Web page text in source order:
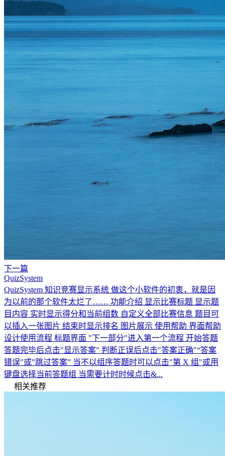
下一篇
QuizSystem
QuizSystem 知识竞赛显示系统 做这个小软件的初衷，就是因
为以前的那个软件太烂了…… 功能介绍 显示比赛标题 显示题
目内容 实时显示得分和当前组数 自定义全部比赛信息 题目可
以插入一张图片 结束时显示排名 图片展示 使用帮助 界面帮助
设计使用流程 标题界面 "下一部分"进入第一个流程 开始答题
答题完毕后点击"显示答案" 判断正误后点击"答案正确"“答案
错误"或"跳过答案” 当不以组序答题时可以点击"第 X 组"或用
键盘选择当前答题组 当需要计时时候点击&...
相关推荐